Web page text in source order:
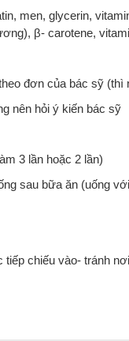
men, glycerin,
β- carotene,
đơn của bác sỹ (thì
nên hỏi ý kiến bác sỹ
3 lần hoặc 2 lần)
sau bữa ăn (uống
chiếu vào- tránh